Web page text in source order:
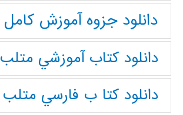
دانلود جزوه آموزش کامل matlab
دانلود كتاب آموزشي متلب
دانلود كتا ب فارسي متلب